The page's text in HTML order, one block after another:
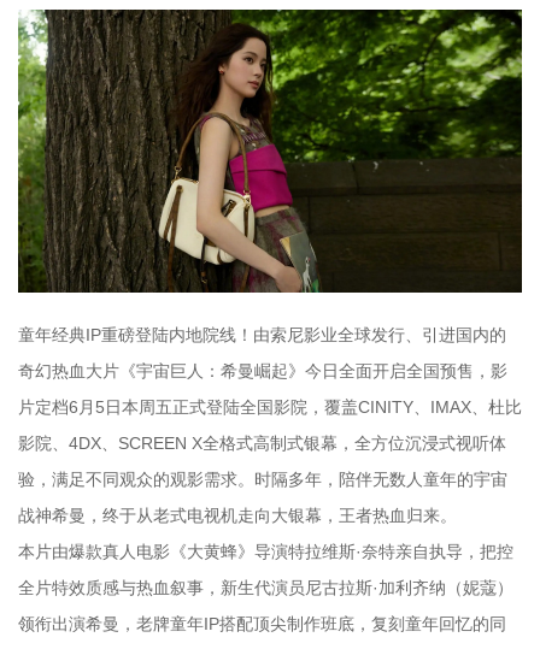
童年经典IP重磅登陆内地院线！由索尼影业全球发行、引进国内的
奇幻热血大片《宇宙巨人：希曼崛起》今日全面开启全国预售，影
片定档6月5日本周五正式登陆全国影院，覆盖CINITY、IMAX、杜比
影院、4DX、SCREEN X全格式高制式银幕，全方位沉浸式视听体
验，满足不同观众的观影需求。时隔多年，陪伴无数人童年的宇宙
战神希曼，终于从老式电视机走向大银幕，王者热血归来。
本片由爆款真人电影《大黄蜂》导演特拉维斯·奈特亲自执导，把控
全片特效质感与热血叙事，新生代演员尼古拉斯·加利齐纳（妮蔻）
领衔出演希曼，老牌童年IP搭配顶尖制作班底，复刻童年回忆的同